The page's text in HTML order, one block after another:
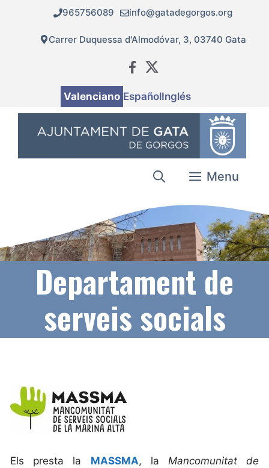
contingut
965756089 info@gatadegorgos.org
Carrer Duquessa d'Almodóvar, 3, 03740 Gata
Valenciano EspañolInglés
Menu
Departament de
serveis socials
Els presta la MASSMA, la Mancomunitat de